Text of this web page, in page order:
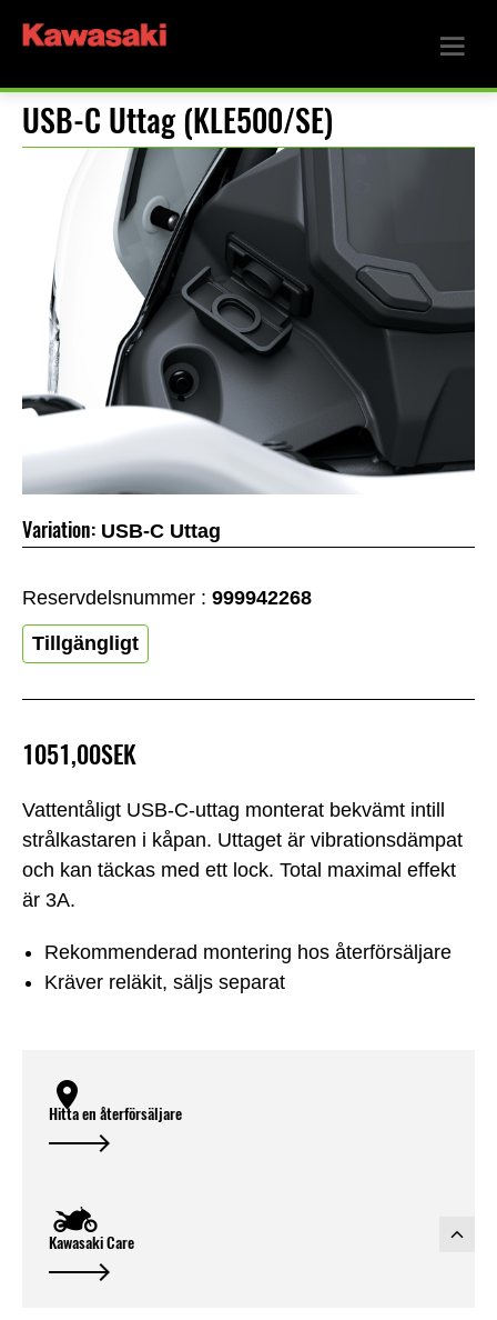
USB-C Uttag (KLE500/SE)
Vattentåligt USB-C-uttag monterat bekvämt intill
strålkastaren i kåpan. Uttaget är vibrationsdämpat
och kan täckas med ett lock. Total maximal effekt
är 3A.
Rekommenderad montering hos återförsäljare
Kräver reläkit, säljs separat
1051,00SEK
Variation: USB-C Uttag
Reservdelsnummer : 999942268
Tillgängligt
Hitta en återförsäljare
Kawasaki Care